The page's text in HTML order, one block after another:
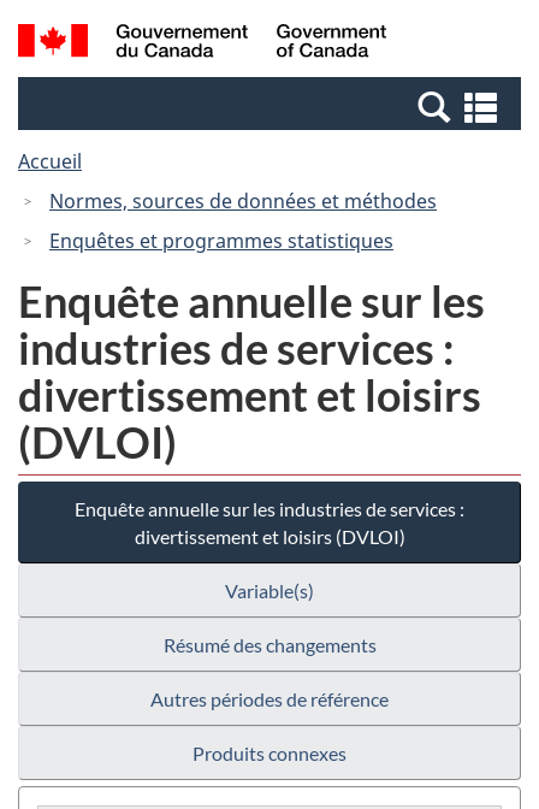
Passer
au
Passer
à
Canada
Recherche
et
et
Accueil
Normes, sources de données et méthodes
Enquêtes et programmes statistiques
Enquête annuelle sur les
industries de services :
divertissement et loisirs
(DVLOI)
Enquête annuelle sur les industries de services :
divertissement et loisirs (DVLOI)
Variable(s)
Résumé des changements
Autres périodes de référence
Produits connexes